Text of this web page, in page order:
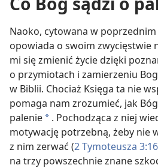
Naoko, cytowana w
opowiada o swoim zwycięstwie
mi się zmienić życie dzięki
o przymiotach i zamierzeniu
w Biblii. Chociaż Księga ta nie
pomaga nam zrozumieć, jak
palenie * . Pochodząca z niej
motywację potrzebną, żeby nie
z nim zerwać (2 Tymoteusza
na trzy powszechnie znane